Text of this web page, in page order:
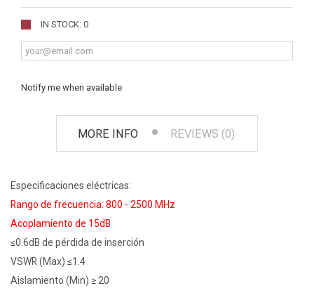
IN STOCK: 0
Notify me when available
MORE INFO REVIEWS (0)
Especificaciones eléctricas:
Rango de frecuencia: 800 - 2500 MHz
Acoplamiento de 15dB
≤0.6dB de pérdida de inserción
VSWR (Max) ≤1.4
Aislamiento (Min) ≥ 20